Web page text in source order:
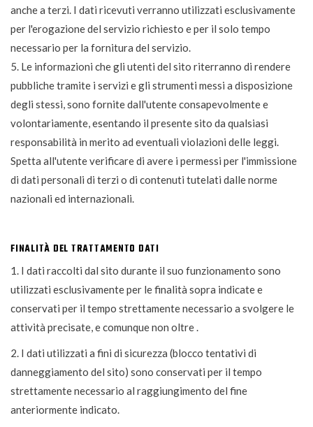
anche a terzi. I dati ricevuti verranno utilizzati esclusivamente
per l'erogazione del servizio richiesto e per il solo tempo
necessario per la fornitura del servizio.
5. Le informazioni che gli utenti del sito riterranno di rendere
pubbliche tramite i servizi e gli strumenti messi a disposizione
degli stessi, sono fornite dall'utente consapevolmente e
volontariamente, esentando il presente sito da qualsiasi
responsabilità in merito ad eventuali violazioni delle leggi.
Spetta all'utente verificare di avere i permessi per l'immissione
di dati personali di terzi o di contenuti tutelati dalle norme
nazionali ed internazionali.
FINALITÀ DEL TRATTAMENTO DATI
1. I dati raccolti dal sito durante il suo funzionamento sono
utilizzati esclusivamente per le finalità sopra indicate e
conservati per il tempo strettamente necessario a svolgere le
attività precisate, e comunque non oltre .
2. I dati utilizzati a fini di sicurezza (blocco tentativi di
danneggiamento del sito) sono conservati per il tempo
strettamente necessario al raggiungimento del fine
anteriormente indicato.